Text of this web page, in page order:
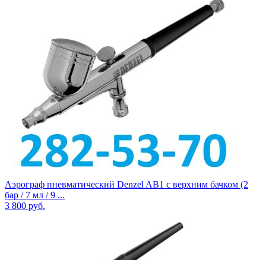
Аэрограф пневматический Denzel AB1 с верхним бачком (2
бар / 7 мл / 9 ...
3 800 руб.